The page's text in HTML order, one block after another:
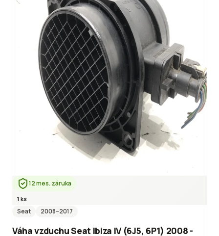
12 mes. záruka
1 ks
Seat
2008–2017
Váha vzduchu Seat Ibiza IV (6J5, 6P1) 2008 -